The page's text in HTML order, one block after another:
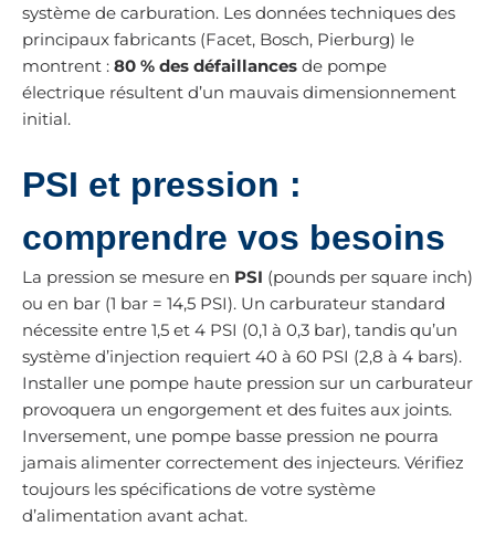
système de carburation. Les données techniques des
principaux fabricants (Facet, Bosch, Pierburg) le
montrent : 80 % des défaillances de pompe
électrique résultent d’un mauvais dimensionnement
initial.
PSI et pression :
comprendre vos besoins
La pression se mesure en PSI (pounds per square inch)
ou en bar (1 bar = 14,5 PSI). Un carburateur standard
nécessite entre 1,5 et 4 PSI (0,1 à 0,3 bar), tandis qu’un
système d’injection requiert 40 à 60 PSI (2,8 à 4 bars).
Installer une pompe haute pression sur un carburateur
provoquera un engorgement et des fuites aux joints.
Inversement, une pompe basse pression ne pourra
jamais alimenter correctement des injecteurs. Vérifiez
toujours les spécifications de votre système
d’alimentation avant achat.